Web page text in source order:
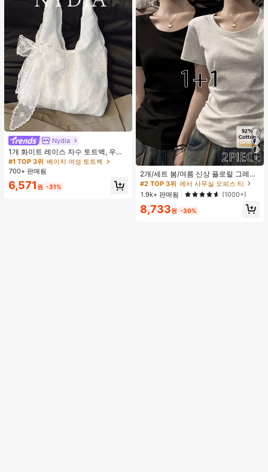
Nydia
1개 화이트 레이스 자수 토트백, 우아
한 리본 숄더백, 로맨틱 대용량 여성
데일리 쇼핑 여행 핸드백
#1 TOP 3위 베이지 여성 토트백
거의 매진!
#1 TOP 3위 베이지 여성 토트백
거의 매진!
#1 TOP 3위 베이지 여성 토트백
거의 매진!
#1 TOP 3위
베이지 여성 토트백
700+ 판매됨
6,571 원 -31%
9
2개/세트 봄/여름 신상 플로럴 그레이
+ 블랙 반팔 티셔츠, 여성 슬림핏 솔리
드 컬러 언더셔츠 캐주얼
#2 TOP 3위 에서 사무실 오피스 티
높은 재방문 고객
#2 TOP 3위 에서 사무실 오피스 티
높은 재방문 고객
#2 TOP 3위 에서 사무실 오피스 티
높은 재방문 고객
#2 TOP 3위
높은 재방문 고객
1.9k+ 판매됨 (1000+)
8,733원 -30%